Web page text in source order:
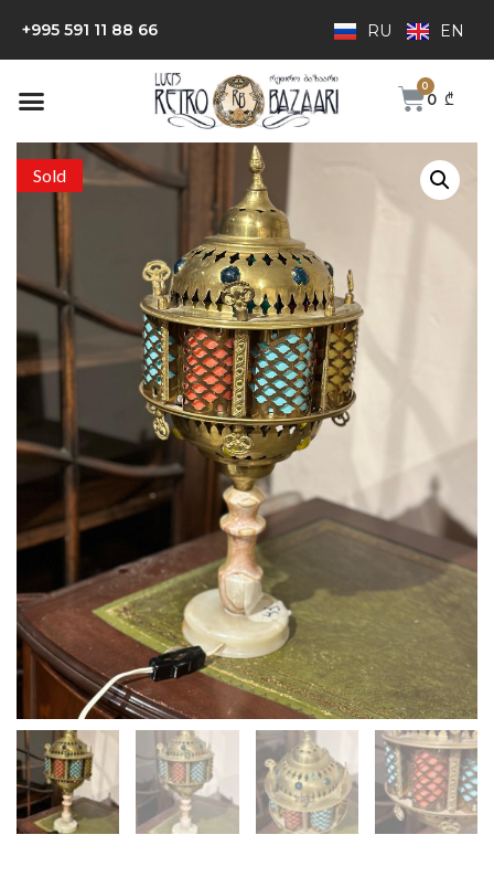
+995 591 11 88 66 RU EN
0 ₾
Sold